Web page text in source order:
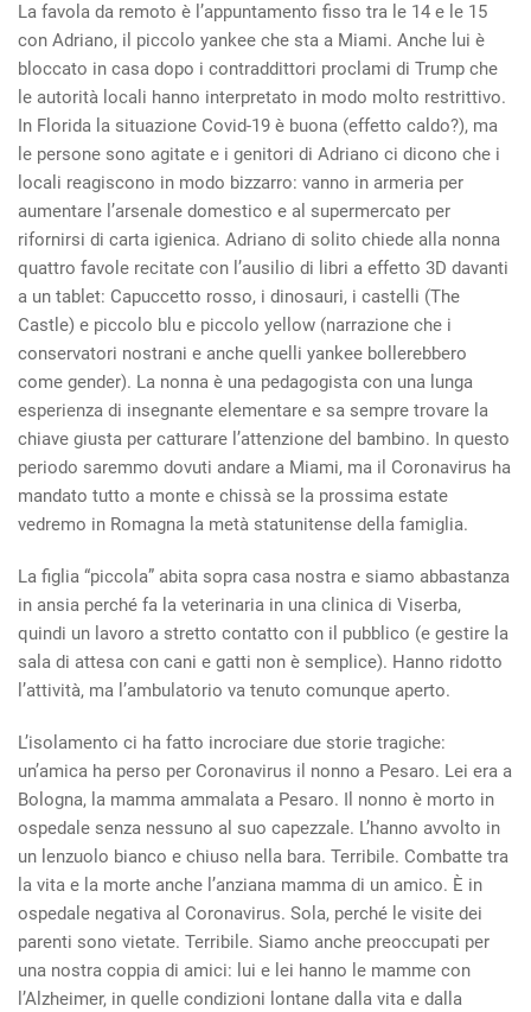
La favola da remoto è l’appuntamento fisso tra le 14 e le 15
con Adriano, il piccolo yankee che sta a Miami. Anche lui è
bloccato in casa dopo i contraddittori proclami di Trump che
le autorità locali hanno interpretato in modo molto restrittivo.
In Florida la situazione Covid-19 è buona (effetto caldo?), ma
le persone sono agitate e i genitori di Adriano ci dicono che i
locali reagiscono in modo bizzarro: vanno in armeria per
aumentare l’arsenale domestico e al supermercato per
rifornirsi di carta igienica. Adriano di solito chiede alla nonna
quattro favole recitate con l’ausilio di libri a effetto 3D davanti
a un tablet: Capuccetto rosso, i dinosauri, i castelli (The
Castle) e piccolo blu e piccolo yellow (narrazione che i
conservatori nostrani e anche quelli yankee bollerebbero
come gender). La nonna è una pedagogista con una lunga
esperienza di insegnante elementare e sa sempre trovare la
chiave giusta per catturare l’attenzione del bambino. In questo
periodo saremmo dovuti andare a Miami, ma il Coronavirus ha
mandato tutto a monte e chissà se la prossima estate
vedremo in Romagna la metà statunitense della famiglia.
La figlia “piccola” abita sopra casa nostra e siamo abbastanza
in ansia perché fa la veterinaria in una clinica di Viserba,
quindi un lavoro a stretto contatto con il pubblico (e gestire la
sala di attesa con cani e gatti non è semplice). Hanno ridotto
l’attività, ma l’ambulatorio va tenuto comunque aperto.
L’isolamento ci ha fatto incrociare due storie tragiche:
un’amica ha perso per Coronavirus il nonno a Pesaro. Lei era a
Bologna, la mamma ammalata a Pesaro. Il nonno è morto in
ospedale senza nessuno al suo capezzale. L’hanno avvolto in
un lenzuolo bianco e chiuso nella bara. Terribile. Combatte tra
la vita e la morte anche l’anziana mamma di un amico. È in
ospedale negativa al Coronavirus. Sola, perché le visite dei
parenti sono vietate. Terribile. Siamo anche preoccupati per
una nostra coppia di amici: lui e lei hanno le mamme con
l’Alzheimer, in quelle condizioni lontane dalla vita e dalla